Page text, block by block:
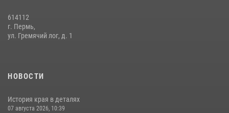
03 августа 2026, 06:00
История края в деталях
614112
г. Пермь,
ул. Гремячий лог, д. 1
НОВОСТИ
История края в деталях
07 августа 2026, 10:39